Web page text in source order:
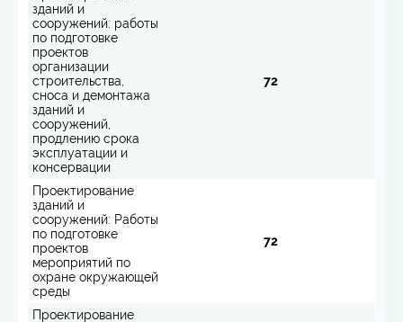
зданий и
сооружений: работы
по подготовке
проектов
организации
строительства,
сноса и демонтажа
зданий и
сооружений,
продлению срока
эксплуатации и
консервации
72
Проектирование
зданий и
сооружений: Работы
по подготовке
проектов
мероприятий по
охране окружающей
среды
72
Проектирование